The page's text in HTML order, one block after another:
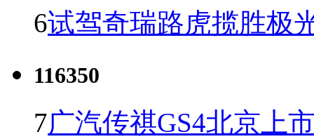
6试驾奇瑞路虎揽胜极
116350
7广汽传祺GS4北京上